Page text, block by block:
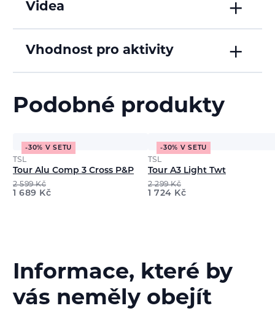
Videa
Vhodnost pro aktivity
Podobné produkty
-30% V SETU
TSL
Tour Alu Comp 3 Cross P&P
2 599Kč
1 689 Kč
-30% V SETU
TSL
Tour A3 Light Twt
2 299Kč
1 724 Kč
Informace, které by
vás neměly obejít